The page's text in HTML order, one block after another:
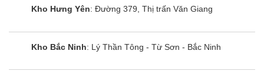
Kho Hưng Yên: Đường 379, Thị trấn Văn Giang
Kho Bắc Ninh: Lý Thần Tông - Từ Sơn - Bắc Ninh